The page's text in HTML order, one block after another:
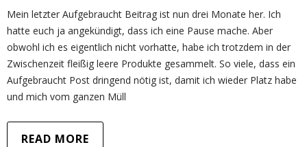
Mein letzter Aufgebraucht Beitrag ist nun drei Monate her. Ich
hatte euch ja angekündigt, dass ich eine Pause mache. Aber
obwohl ich es eigentlich nicht vorhatte, habe ich trotzdem in der
Zwischenzeit fleißig leere Produkte gesammelt. So viele, dass ein
Aufgebraucht Post dringend nötig ist, damit ich wieder Platz habe
und mich vom ganzen Müll
READ MORE